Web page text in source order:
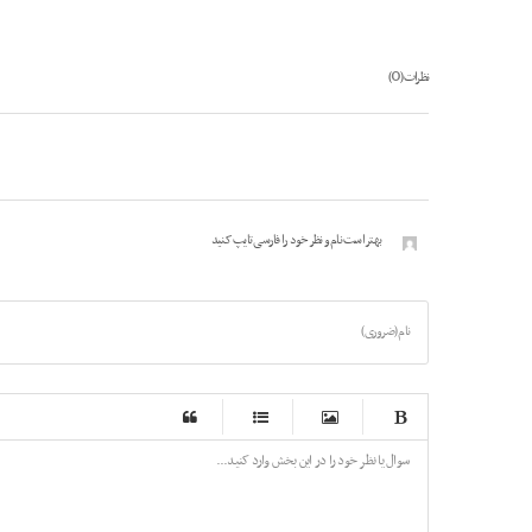
نظرات (0
)
بهتر است نام و نظر خود را فارسی تایپ کنید
نام (ضروری)
-
-
-
-
-
-